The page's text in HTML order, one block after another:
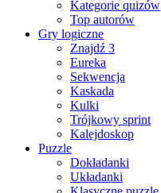
Kategorie quizów
Top autorów
Gry logiczne
Znajdź 3
Eureka
Sekwencja
Kaskada
Kulki
Trójkowy sprint
Kalejdoskop
Puzzle
Dokładanki
Układanki